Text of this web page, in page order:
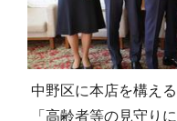
中野区に本店を構え
「高齢者等の見守り